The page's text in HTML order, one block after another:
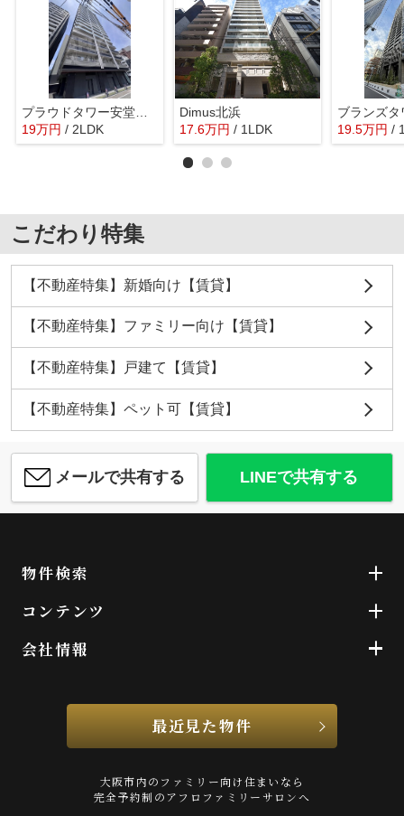
プラウドタワー安堂寺 中央小学校区
19万円 / 2LDK
Dimus北浜
17.6万円 / 1LDK 19.5万円 /
こだわり特集
【不動産特集】新婚向け【賃貸】
【不動産特集】ファミリー向け【賃貸】
【不動産特集】戸建て【賃貸】
【不動産特集】ペット可【賃貸】
メールで共有する LINEで共有する
物件検索
コンテンツ
会社情報
最近見た物件
大阪市内のファミリー向け住まいなら
完全予約制のアフロファミリーサロンへ